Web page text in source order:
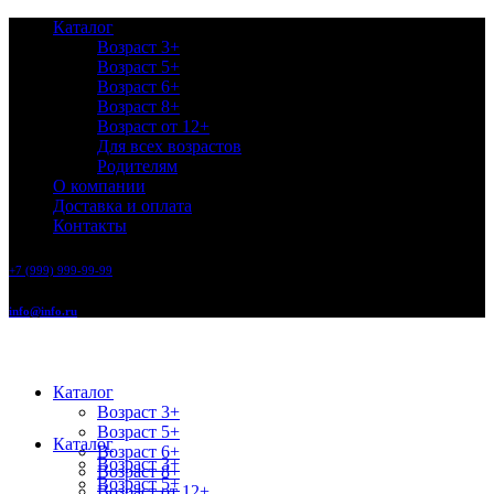
Каталог
Возраст 3+
Возраст 5+
Возраст 6+
Возраст 8+
Возраст от 12+
Для всех возрастов
Родителям
О компании
Доставка и оплата
Контакты
+7 (999) 999-99-99
info@info.ru
Каталог
Возраст 3+
Возраст 5+
Возраст 6+
Возраст 8+
Каталог
Возраст 3+
Возраст 5+